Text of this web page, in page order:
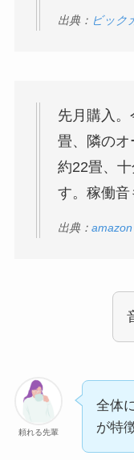
出典： ビック
先月購入
畳、隣のオ
約22畳、
す。稼働音
出典： amazon
頼れる先輩
全体
が特